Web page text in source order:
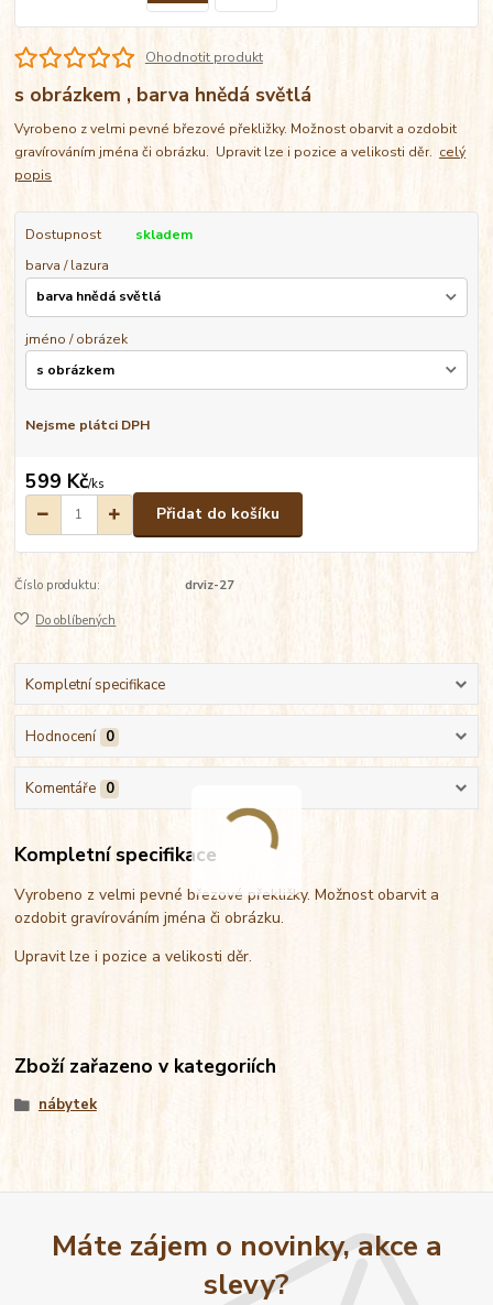
Ohodnotit produkt
s obrázkem , barva hnědá světlá
Vyrobeno z velmi pevné březové překližky. Možnost obarvit a ozdobit
gravírováním jména či obrázku. Upravit lze i pozice a velikosti děr. celý
popis
Dostupnost
skladem
barva / lazura
jméno / obrázek
Nejsme plátci DPH
599 Kč/ks
Přidat do košíku
Číslo produktu: drviz-27
Do oblíbených
Kompletní specifikace
Hodnocení 0
Komentáře 0
Kompletní specifikace
Vyrobeno z velmi pevné březové překližky. Možnost obarvit a
ozdobit gravírováním jména či obrázku.
Upravit lze i pozice a velikosti děr.
Zboží zařazeno v kategoriích
nábytek
Máte zájem o novinky, akce a
slevy?